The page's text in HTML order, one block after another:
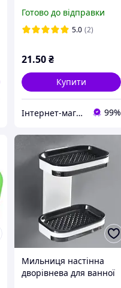
Готово до відправки
5.0 (2)
21.50₴
Купити
Інтернет-магазин Хозторг Харків - товари для дому, саду та городу оптом 99%
Мильниця настінна
дворівнева для ванної